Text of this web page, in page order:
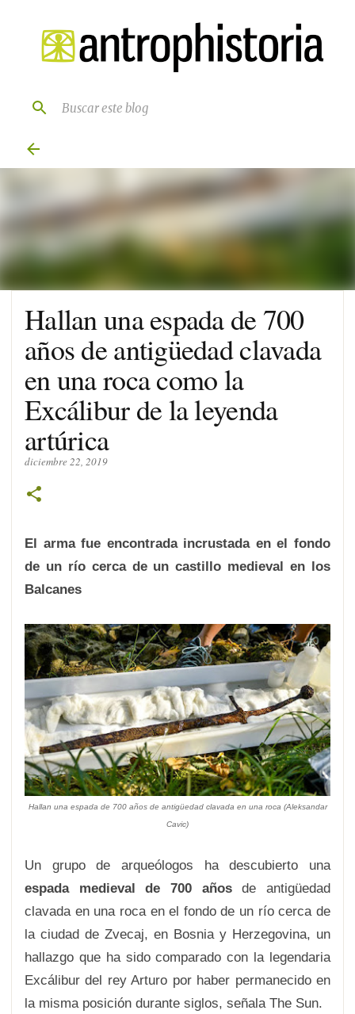
Ir al contenido principal
Hallan una espada de 700
años de antigüedad clavada
en una roca como la
Excálibur de la leyenda
artúrica
diciembre 22, 2019
El arma fue encontrada incrustada en el fondo
de un río cerca de un castillo medieval en los
Balcanes
Hallan una espada de 700 años de antigüedad clavada en una roca (Aleksandar
Cavic)
Un grupo de arqueólogos ha descubierto una
espada medieval de 700 añosde antigüedad
clavada en una roca en el fondo de un río cerca de
la ciudad de Zvecaj, en Bosnia y Herzegovina, un
hallazgo que ha sido comparado con la legendaria
Excálibur del rey Arturo por haber permanecido en
la misma posición durante siglos, señala The Sun.